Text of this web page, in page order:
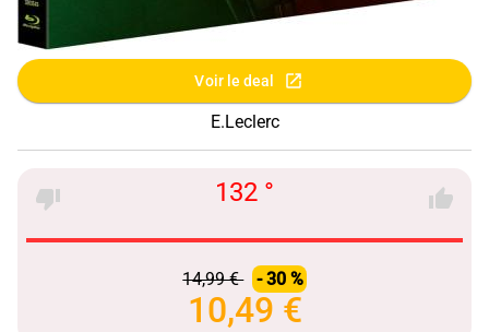
Voir le deal
E.Leclerc
132 °
14,99 € - 30 %
10,49 €